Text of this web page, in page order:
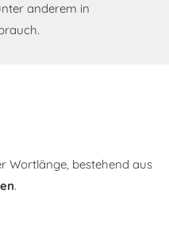
anderem in
Wortlänge, bestehend aus
.